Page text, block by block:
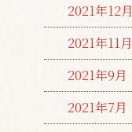
2021年12月
2021年11月
2021年9月
2021年7月